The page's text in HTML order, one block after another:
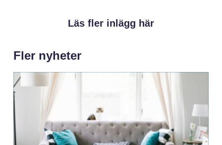
Läs fler inlägg här
Fler nyheter